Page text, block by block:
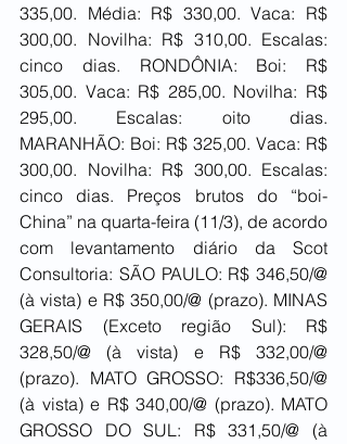
335,00. Média: R$ 330,00. Vaca: R$
300,00. Novilha: R$ 310,00. Escalas:
cinco dias. RONDÔNIA: Boi: R$
305,00. Vaca: R$ 285,00. Novilha: R$
295,00. Escalas: oito dias.
MARANHÃO: Boi: R$ 325,00. Vaca: R$
300,00. Novilha: R$ 300,00. Escalas:
cinco dias. Preços brutos do “boi-
China” na quarta-feira (11/3), de acordo
com levantamento diário da Scot
Consultoria: SÃO PAULO: R$ 346,50/@
(à vista) e R$ 350,00/@ (prazo). MINAS
GERAIS (Exceto região Sul): R$
328,50/@ (à vista) e R$ 332,00/@
(prazo). MATO GROSSO: R$336,50/@
(à vista) e R$ 340,00/@ (prazo). MATO
GROSSO DO SUL: R$ 331,50/@ (à